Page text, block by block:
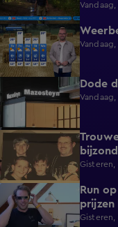
Vandaag,
2:26
Vandaag,
Dode
Vandaag,
1:59
Gisteren,
2:06
Run
prijzen
Gisteren,